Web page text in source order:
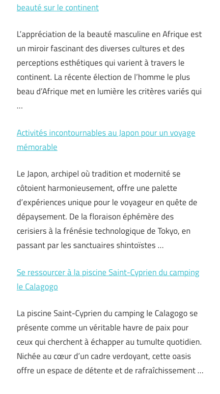
beauté sur le continent
L’appréciation de la beauté masculine en Afrique est
un miroir fascinant des diverses cultures et des
perceptions esthétiques qui varient à travers le
continent. La récente élection de l’homme le plus
beau d’Afrique met en lumière les critères variés qui
…
Activités incontournables au Japon pour un voyage
mémorable
Le Japon, archipel où tradition et modernité se
côtoient harmonieusement, offre une palette
d’expériences unique pour le voyageur en quête de
dépaysement. De la floraison éphémère des
cerisiers à la frénésie technologique de Tokyo, en
passant par les sanctuaires shintoïstes …
Se ressourcer à la piscine Saint-Cyprien du camping
le Calagogo
La piscine Saint-Cyprien du camping le Calagogo se
présente comme un véritable havre de paix pour
ceux qui cherchent à échapper au tumulte quotidien.
Nichée au cœur d’un cadre verdoyant, cette oasis
offre un espace de détente et de rafraîchissement …